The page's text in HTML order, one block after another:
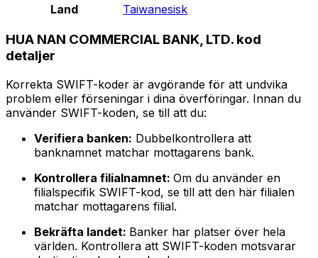
Land
Taiwanesisk
HUA NAN COMMERCIAL BANK, LTD. kod
detaljer
Korrekta SWIFT-koder är avgörande för att undvika
problem eller förseningar i dina överföringar. Innan du
använder SWIFT-koden, se till att du:
Verifiera banken: Dubbelkontrollera att
banknamnet matchar mottagarens bank.
Kontrollera filialnamnet: Om du använder en
filialspecifik SWIFT-kod, se till att den här filialen
matchar mottagarens filial.
Bekräfta landet: Banker har platser över hela
världen. Kontrollera att SWIFT-koden motsvarar